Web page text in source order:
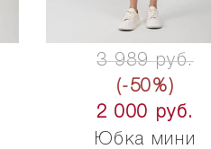
3 989 руб.
(-50%)
2 000 руб.
Юбка мини